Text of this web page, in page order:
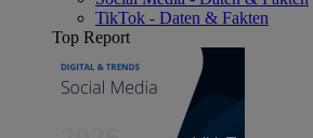
TikTok - Daten & Fakten
Top Report